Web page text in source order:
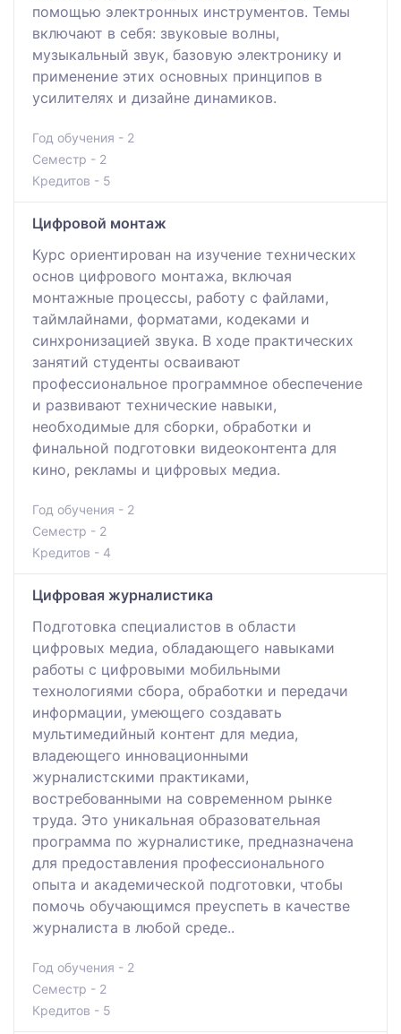
помощью электронных инструментов. Темы
включают в себя: звуковые волны,
музыкальный звук, базовую электронику и
применение этих основных принципов в
усилителях и дизайне динамиков.
Год обучения - 2
Семестр - 2
Кредитов - 5
Цифровой монтаж
Курс ориентирован на изучение технических
основ цифрового монтажа, включая
монтажные процессы, работу с файлами,
таймлайнами, форматами, кодеками и
синхронизацией звука. В ходе практических
занятий студенты осваивают
профессиональное программное обеспечение
и развивают технические навыки,
необходимые для сборки, обработки и
финальной подготовки видеоконтента для
кино, рекламы и цифровых медиа.
Год обучения - 2
Семестр - 2
Кредитов - 4
Цифровая журналистика
Подготовка специалистов в области
цифровых медиа, обладающего навыками
работы с цифровыми мобильными
технологиями сбора, обработки и передачи
информации, умеющего создавать
мультимедийный контент для медиа,
владеющего инновационными
журналистскими практиками,
востребованными на современном рынке
труда. Это уникальная образовательная
программа по журналистике, предназначена
для предоставления профессионального
опыта и академической подготовки, чтобы
помочь обучающимся преуспеть в качестве
журналиста в любой среде..
Год обучения - 2
Семестр - 2
Кредитов - 5